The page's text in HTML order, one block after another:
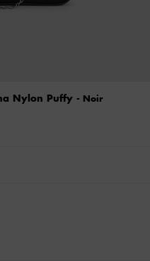
Nylon Puffy - Noir